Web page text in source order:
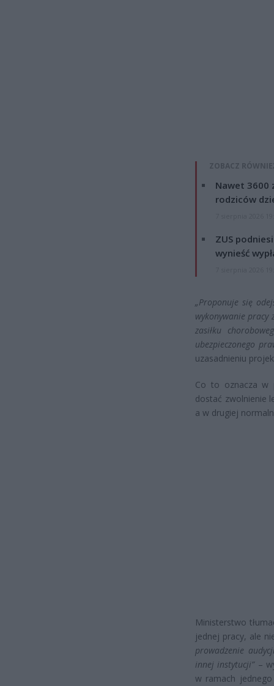
ZOBACZ
Nawet 3600
rodziców
ZUS
wynieść
„Proponuje się
wykonywanie pracy
zasiłku
ubezpieczonego
uzasadnieniu
Co to oznacza w
dostać zwolnienie
a w drugiej
Ministerstwo
jednej pracy, ale
prowadzenie
innej instytucji”–
w ramach